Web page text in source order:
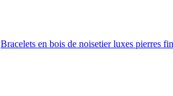
Bracelets en bois de noisetier luxes pierres